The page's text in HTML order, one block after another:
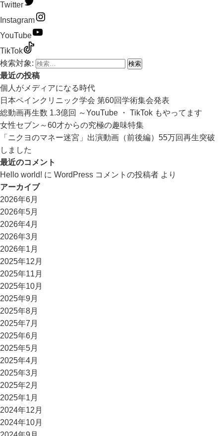
Twitter
Instagram
YouTube
TikTok
検索対象:
最近の投稿
個人がメディアになる時代
日本ペインクリニック学会 第60回学術集会発表
総動画再生数 1.3億回 ～YouTube ・ TikTok もやってます
女性セブン～60才からの究極の趣味特集
「ニクヨのマネー迷宮」出演動画（前後編）55万回再生突破
しました
最近のコメント
Hello world! に WordPress コメントの投稿者 より
アーカイブ
2026年6月
2026年5月
2026年4月
2026年3月
2026年1月
2025年12月
2025年11月
2025年10月
2025年9月
2025年8月
2025年7月
2025年6月
2025年5月
2025年4月
2025年3月
2025年2月
2025年1月
2024年12月
2024年10月